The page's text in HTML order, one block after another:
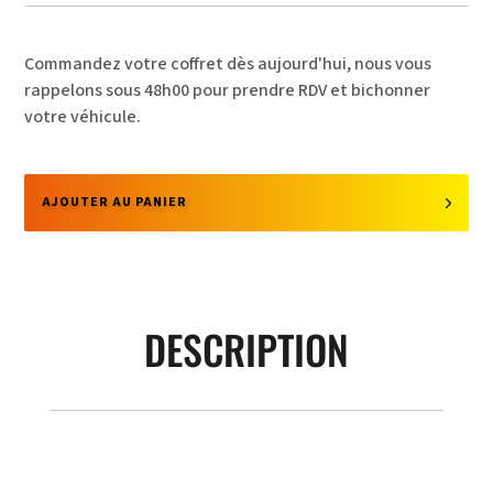
Commandez votre coffret dès aujourd'hui, nous vous
rappelons sous 48h00 pour prendre RDV et bichonner
votre véhicule.
AJOUTER AU PANIER
DESCRIPTION